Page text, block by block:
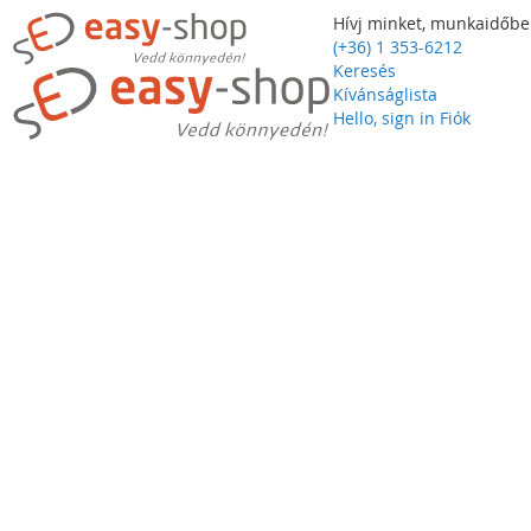
Hívj minket,
(+36) 1 353-6212
Keresés
Kívánságlista
Hello, sign in Fiók